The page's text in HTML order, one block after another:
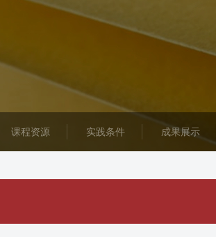
课程资源 实践条件 成果展示